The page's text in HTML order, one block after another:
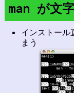
man が文
インストー
まう